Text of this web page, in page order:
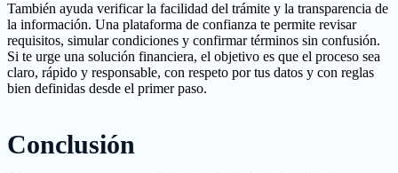
También ayuda verificar la facilidad del trámite y la transparencia de
la información. Una plataforma de confianza te permite revisar
requisitos, simular condiciones y confirmar términos sin confusión.
Si te urge una solución financiera, el objetivo es que el proceso sea
claro, rápido y responsable, con respeto por tus datos y con reglas
bien definidas desde el primer paso.
Conclusión